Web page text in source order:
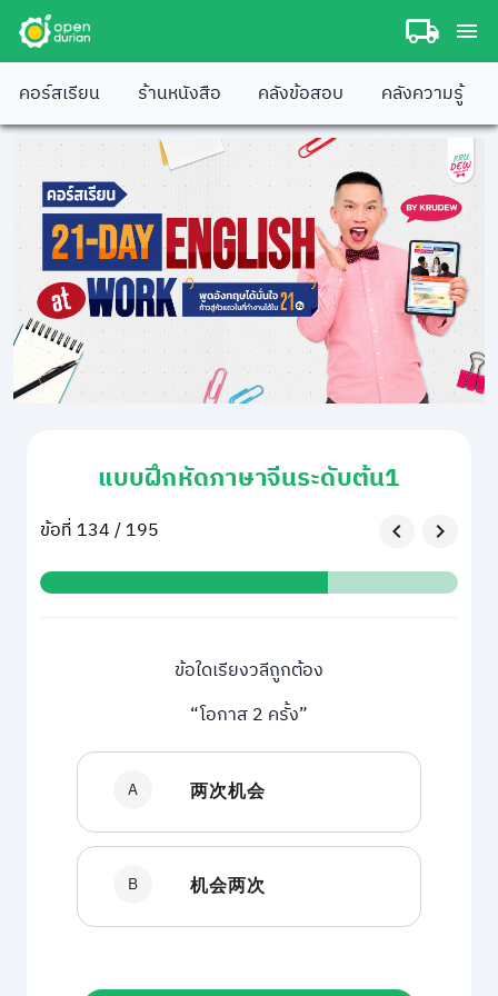
คอร์สเรียน ร้านหนังสือ คลังข้อสอบ คลังความรู้
แบบฝึกหัดภาษาจีนระดับต้น1
ข้อที่ 134 / 195
ข้อใดเรียงวลีถูกต้อง
“โอกาส 2 ครั้ง”
A 两次机会
B 机会两次